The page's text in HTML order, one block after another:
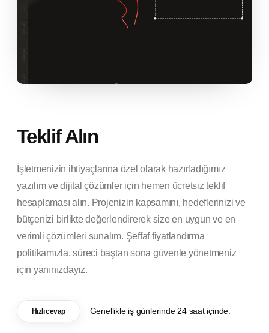
Teklif Alın
İşletmenizin ihtiyaçlarına özel olarak hazırladığımız
yazılım ve dijital çözümler için hemen ücretsiz teklif
hesaplaması alın. Projenizin kapsamını, hedeflerinizi ve
bütçenizi birlikte değerlendirerek size en uygun ve en
verimli çözümleri sunalım. Şeffaf fiyatlandırma
politikamızla, süreci baştan sona güvenle yönetmeniz
için yanınızdayız.
Hızlı cevap Genellikle iş günlerinde 24 saat içinde.